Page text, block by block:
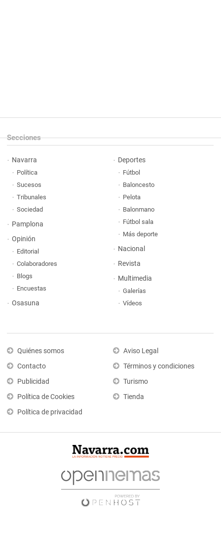
Secciones
Navarra
Política
Sucesos
Tribunales
Sociedad
Pamplona
Opinión
Editorial
Colaboradores
Blogs
Encuestas
Osasuna
Deportes
Fútbol
Baloncesto
Pelota
Balonmano
Fútbol sala
Más deporte
Nacional
Revista
Multimedia
Galerías
Vídeos
Quiénes somos
Contacto
Publicidad
Política de Cookies
Política de privacidad
Aviso Legal
Términos y condiciones
Turismo
Tienda